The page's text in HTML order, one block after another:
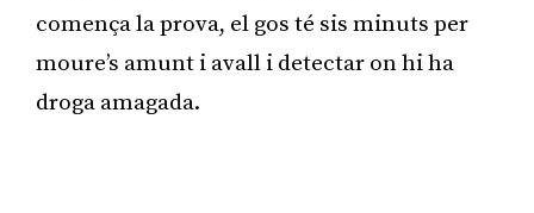
comença la prova, el gos té sis minuts per
moure’s amunt i avall i detectar on hi ha
droga amagada.